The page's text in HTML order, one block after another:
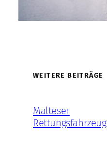
WEITERE BEITRÄGE
Malteser
Rettungsfahrzeug